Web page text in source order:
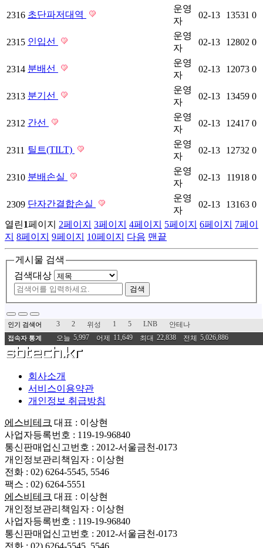
2316 초단파저대역
운영
자
02-13 13531 0
2315 인입선
운영
자
02-13 12802 0
2314 분배선
운영
자
02-13 12073 0
2313 분기선
운영
자
02-13 13459 0
2312 간선
운영
자
02-13 12417 0
2311 틸트(TILT)
운영
자
02-13 12732 0
2310 분배손실
운영
자
02-13 11918 0
2309 단자간결합손실
운영
자
02-13 13163 0
열린1페이지 2페이지 3페이지 4페이지 5페이지 6페이지 7페이
지 8페이지 9페이지 10페이지 다음 맨끝
게시물 검색
검색대상
검색
인기 검색어 3 2 위성 1 5 LNB 안테나
접속자 통계 오늘 5,997 어제 11,649 최대 22,838 전체 5,026,886
회사소개
서비스이용약관
개인정보 취급방침
에스비테크 대표 : 이상현
사업자등록번호 : 119-19-96840
통신판매업신고번호 : 2012-서울금천-0173
개인정보관리책임자 : 이상현
전화 : 02) 6264-5545, 5546
팩스 : 02) 6264-5551
에스비테크 대표 : 이상현
개인정보관리책임자 : 이상현
사업자등록번호 : 119-19-96840
통신판매업신고번호 : 2012-서울금천-0173
전화 : 02) 6264-5545, 5546